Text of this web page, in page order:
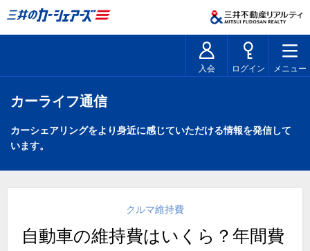
入会 ログイン メニュー
カーライフ通信
カーシェアリングをより身近に感じていただける情報を発信して
います。
クルマ維持費
自動車の維持費はいくら？年間費